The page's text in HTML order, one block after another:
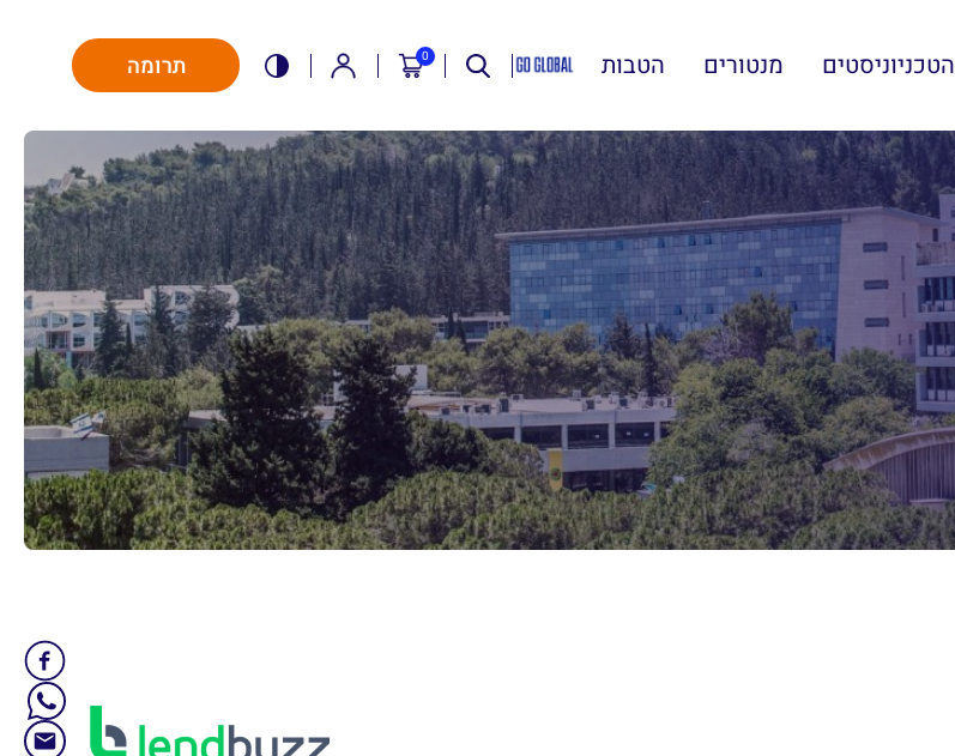
הטכניוניסטים מנטורים הטבות 0 תרומה